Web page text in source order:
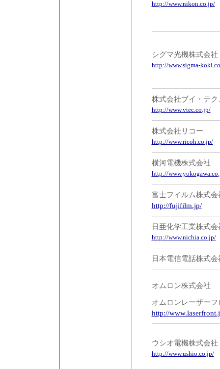
http://www.nikon.co.jp/
シグマ光機株式会社
http://www.sigma-
株式会社ブイ・テク
http://www.vtec.co.jp/
株式会社リコー
http://www.ricoh.co.jp/
横河電機株式会社
http://
富士フイルム株式会
http://fujifilm.jp/
日亜化学工業株式会
http://www.nichia.co.jp/
日本電信電話株式会
オムロン株式会社
オムロンレーザー
http://
ウシオ電機株式会社
http://www.ushio.co.jp/